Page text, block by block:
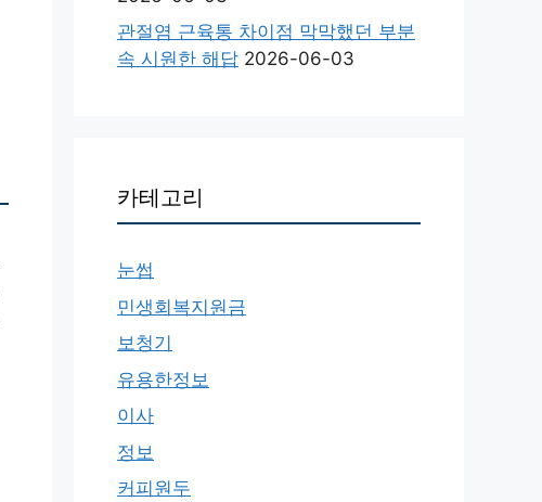
관절염 근육통 차이점 막막했던 부분
속 시원한 해답 2026-06-03
카테고리
눈썹
민생회복지원금
보청기
유용한정보
이사
정보
커피원두